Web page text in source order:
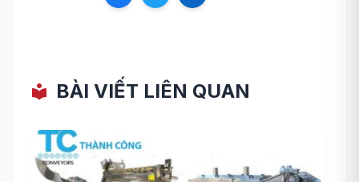
BÀI VIẾT LIÊN QUAN